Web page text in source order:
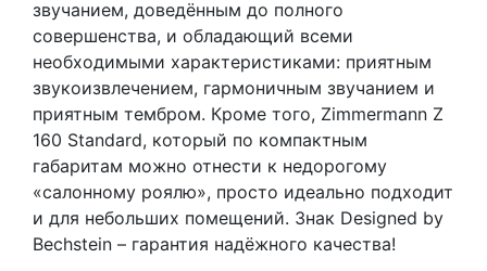
звучанием, доведённым до полного
совершенства, и обладающий всеми
необходимыми характеристиками: приятным
звукоизвлечением, гармоничным звучанием и
приятным тембром. Кроме того, Zimmermann Z
160 Standard, который по компактным
габаритам можно отнести к недорогому
«салонному роялю», просто идеально подходит
и для небольших помещений. Знак Designed by
Bechstein – гарантия надёжного качества!